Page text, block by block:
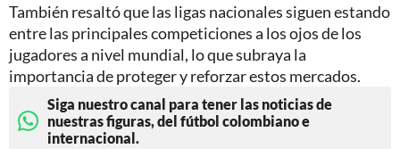
También resaltó que las ligas nacionales siguen estando
entre las principales competiciones a los ojos de los
jugadores a nivel mundial, lo que subraya la
importancia de proteger y reforzar estos mercados.
Siga nuestro canal para tener las noticias de
nuestras figuras, del fútbol colombiano e
internacional.